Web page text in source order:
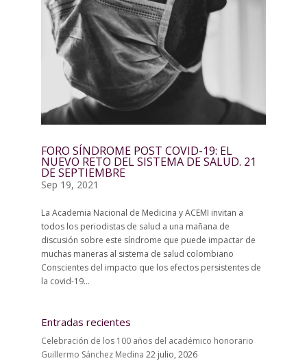
FORO SÍNDROME POST COVID-19: EL
NUEVO RETO DEL SISTEMA DE SALUD. 21
DE SEPTIEMBRE
Sep 19, 2021
La Academia Nacional de Medicina y ACEMI invitan a
todos los periodistas de salud a una mañana de
discusión sobre este síndrome que puede impactar de
muchas maneras al sistema de salud colombiano
Conscientes del impacto que los efectos persistentes de
la covid-19...
Entradas recientes
Celebración de los 100 años del académico honorario
Guillermo Sánchez Medina 22 julio, 2026